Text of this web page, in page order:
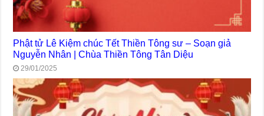
Phật tử Lê Kiệm chúc Tết Thiền Tông sư – Soạn giả
Nguyễn Nhân | Chùa Thiền Tông Tân Diệu
29/01/2025